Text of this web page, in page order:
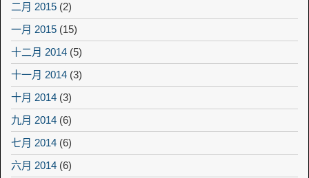
二月 2015 (2)
一月 2015 (15)
十二月 2014 (5)
十一月 2014 (3)
十月 2014 (3)
九月 2014 (6)
七月 2014 (6)
六月 2014 (6)